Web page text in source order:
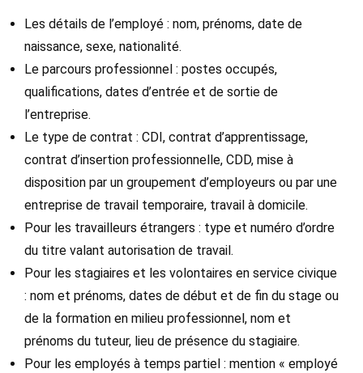
Les détails de l’employé : nom, prénoms, date de
naissance, sexe, nationalité.
Le parcours professionnel : postes occupés,
qualifications, dates d’entrée et de sortie de
l’entreprise.
Le type de contrat : CDI, contrat d’apprentissage,
contrat d’insertion professionnelle, CDD, mise à
disposition par un groupement d’employeurs ou par une
entreprise de travail temporaire, travail à domicile.
Pour les travailleurs étrangers : type et numéro d’ordre
du titre valant autorisation de travail.
Pour les stagiaires et les volontaires en service civique
: nom et prénoms, dates de début et de fin du stage ou
de la formation en milieu professionnel, nom et
prénoms du tuteur, lieu de présence du stagiaire.
Pour les employés à temps partiel : mention « employé